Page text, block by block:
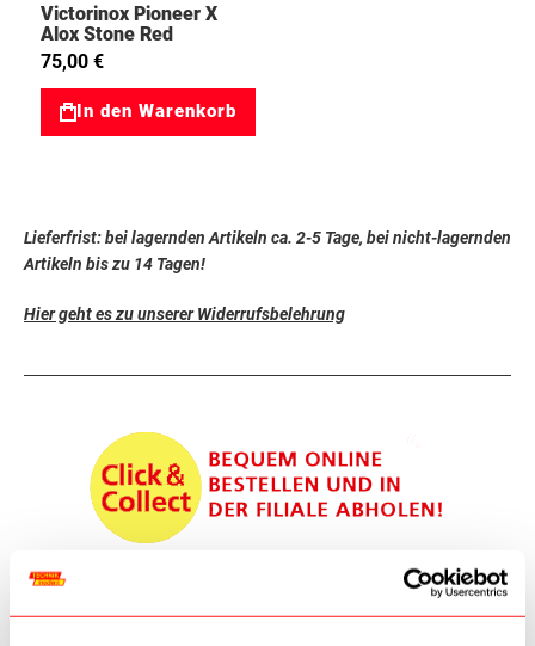
Victorinox Pioneer X
Alox Stone Red
0.8231.L25 LIMITED
EDITION 2025
40823125
75,00 €
In den Warenkorb
Lieferfrist: bei lagernden Artikeln ca. 2-5 Tage, bei nicht-lagernden
Artikeln bis zu 14 Tagen!
Hier geht es zu unserer Widerrufsbelehrung
Achtung! Jedes Produkt ist bestellbar, einige Produkte sind jedoch